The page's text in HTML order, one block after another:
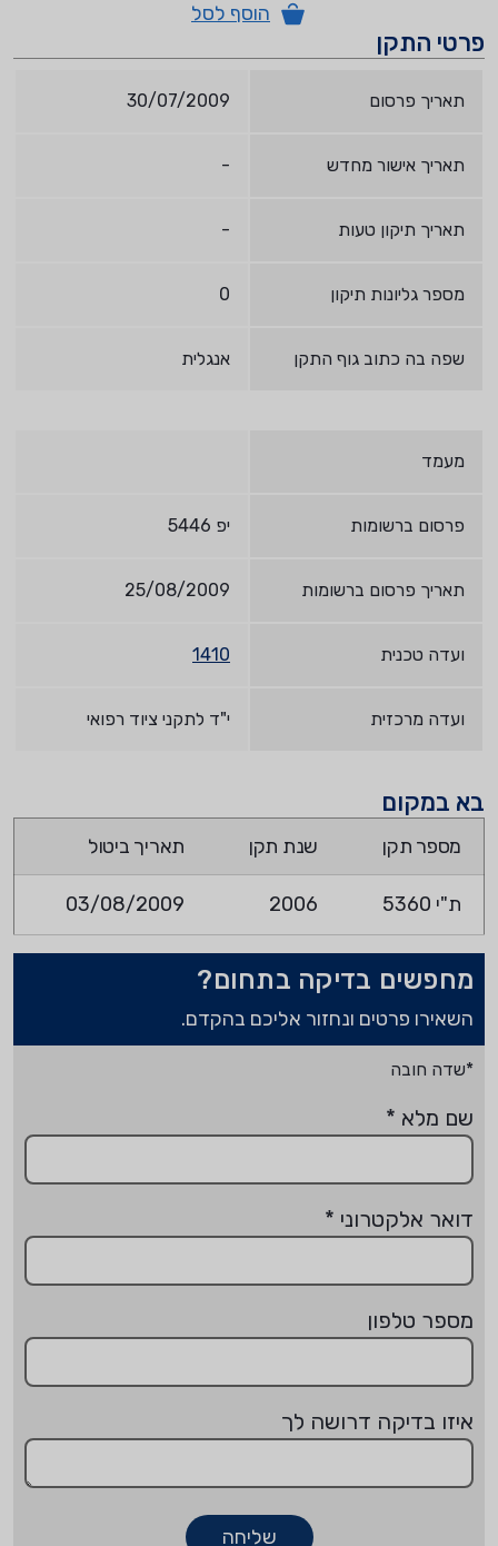
הוסף לסל
פרטי התקן
תאריך פרסום 30/07/2009
תאריך אישור מחדש -
תאריך תיקון טעות -
מספר גליונות תיקון 0
שפה בה כתוב גוף התקן אנגלית
מעמד
פרסום ברשומות יפ 5446
תאריך פרסום ברשומות 25/08/2009
ועדה טכנית 1410
ועדה מרכזית י"ד לתקני ציוד רפואי
בא במקום
מספר תקן שנת תקן תאריך ביטול
ת"י 5360 2006
03/08/2009
מחפשים בדיקה בתחום?
השאירו פרטים ונחזור אליכם בהקדם.
*שדה חובה
שם מלא *
דואר אלקטרוני *
מספר טלפון
איזו בדיקה דרושה לך
שליחה